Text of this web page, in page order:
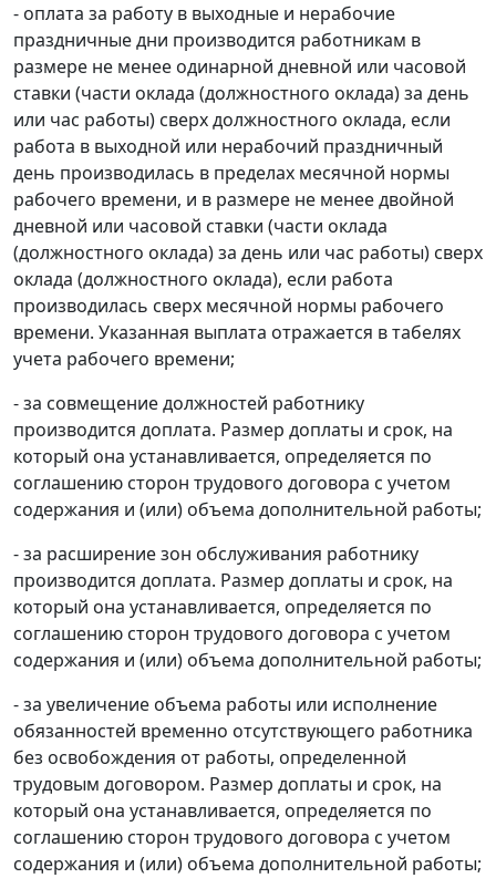
- оплата за работу в выходные и нерабочие
праздничные дни производится работникам в
размере не менее одинарной дневной или часовой
ставки (части оклада (должностного оклада) за день
или час работы) сверх должностного оклада, если
работа в выходной или нерабочий праздничный
день производилась в пределах месячной нормы
рабочего времени, и в размере не менее двойной
дневной или часовой ставки (части оклада
(должностного оклада) за день или час работы) сверх
оклада (должностного оклада), если работа
производилась сверх месячной нормы рабочего
времени. Указанная выплата отражается в табелях
учета рабочего времени;
- за совмещение должностей работнику
производится доплата. Размер доплаты и срок, на
который она устанавливается, определяется по
соглашению сторон трудового договора с учетом
содержания и (или) объема дополнительной работы;
- за расширение зон обслуживания работнику
производится доплата. Размер доплаты и срок, на
который она устанавливается, определяется по
соглашению сторон трудового договора с учетом
содержания и (или) объема дополнительной работы;
- за увеличение объема работы или исполнение
обязанностей временно отсутствующего работника
без освобождения от работы, определенной
трудовым договором. Размер доплаты и срок, на
который она устанавливается, определяется по
соглашению сторон трудового договора с учетом
содержания и (или) объема дополнительной работы;